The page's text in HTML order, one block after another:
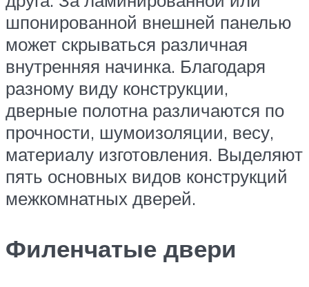
шпонированной внешней панелью
может скрываться различная
внутренняя начинка. Благодаря
разному виду конструкции,
дверные полотна различаются по
прочности, шумоизоляции, весу,
материалу изготовления. Выделяют
пять основных видов конструкций
межкомнатных дверей.
Филенчатые двери